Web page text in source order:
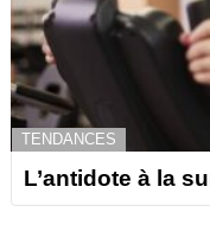
TENDANCES
L’antidote à la